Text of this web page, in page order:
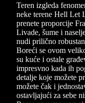
Teren izgleda
neke terene Hell Let
prenete proporcije
Livade, šume i
nudi prilično
Boreći se ovom
su kuće i ostale
impresvno kada ih
detalje koje možete
možete čak i
ostavljajući za sebe